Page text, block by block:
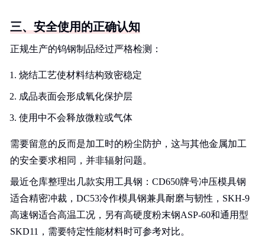
三、安全使用的正确认知
正规生产的钨钢制品经过严格检测：
烧结工艺使材料结构致密稳定
成品表面会形成氧化保护层
使用中不会释放微粒或气体
需要留意的反而是加工时的粉尘防护，这与其他金属加工
的安全要求相同，并非辐射问题。
最近仓库整理出几款实用工具钢：CD650牌号冲压模具钢
适合精密冲裁，DC53冷作模具钢兼具耐磨与韧性，SKH-9
高速钢适合高温工况，另有高硬度粉末钢ASP-60和通用型
SKD11，需要特定性能材料时可参考对比。